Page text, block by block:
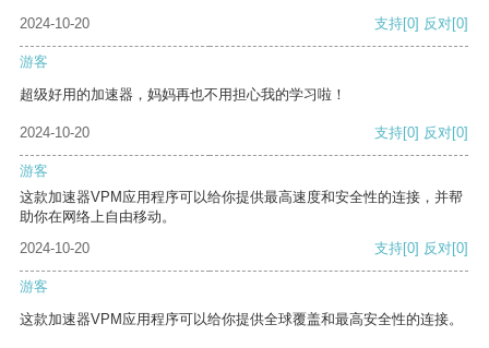
2024-10-20 支持[0] 反对[0]
游客
超级好用的加速器，妈妈再也不用担心我的学习啦！
2024-10-20 支持[0] 反对[0]
游客
这款加速器VPM应用程序可以给你提供最高速度和安全性的连接，并帮
助你在网络上自由移动。
2024-10-20
支持[0] 反对[0]
游客
这款加速器VPM应用程序可以给你提供全球覆盖和最高安全性的连接。